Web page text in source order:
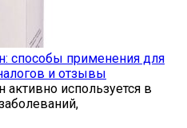
способы применения для
и отзывы
используется в